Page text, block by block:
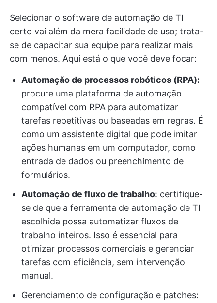
Selecionar o software de automação de TI
certo vai além da mera facilidade de uso; trata-
se de capacitar sua equipe para realizar mais
com menos. Aqui está o que você deve focar:
Automação de processos robóticos (RPA):
procure uma plataforma de automação
compatível com RPA para automatizar
tarefas repetitivas ou baseadas em regras. É
como um assistente digital que pode imitar
ações humanas em um computador, como
entrada de dados ou preenchimento de
formulários.
Automação de fluxo de trabalho: certifique-
se de que a ferramenta de automação de TI
escolhida possa automatizar fluxos de
trabalho inteiros. Isso é essencial para
otimizar processos comerciais e gerenciar
tarefas com eficiência, sem intervenção
manual.
Gerenciamento de configuração e patches: